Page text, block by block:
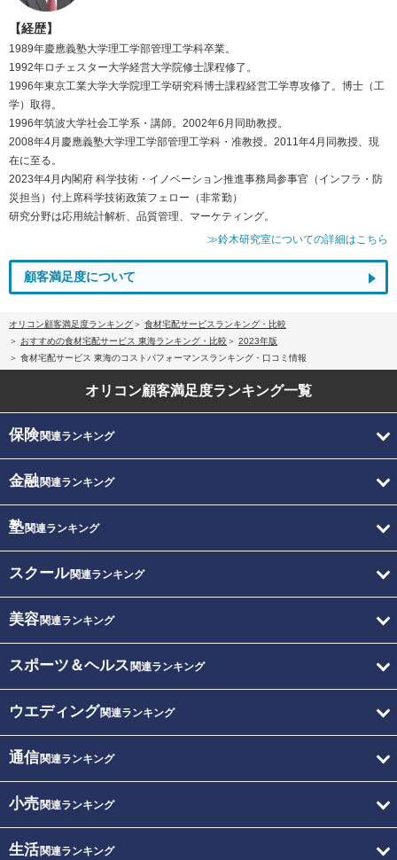
【経歴】
1989年慶應義塾大学理工学部管理工学科卒業。
1992年ロチェスター大学経営大学院修士課程修了。
1996年東京工業大学大学院理工学研究科博士課程経営工学専攻修了。博士（工
学）取得。
1996年筑波大学社会工学系・講師。2002年6月同助教授。
2008年4月慶應義塾大学理工学部管理工学科・准教授。2011年4月同教授、現
在に至る。
2023年4月内閣府 科学技術・イノベーション推進事務局参事官（インフラ・防
災担当）付上席科学技術政策フェロー（非常勤）
研究分野は応用統計解析、品質管理、マーケティング。
≫鈴木研究室についての詳細はこちら
顧客満足度について
オリコン顧客満足度ランキング
食材宅配サービスランキング・比較
おすすめの食材宅配サービス 東海ランキング・比較
2023年版
食材宅配サービス 東海のコストパフォーマンスランキング・口コミ情報
オリコン顧客満足度ランキング一覧
保険関連ランキング
金融関連ランキング
塾関連ランキング
スクール関連ランキング
美容関連ランキング
スポーツ＆ヘルス 関連ランキング
ウエディング関連ランキング
通信関連ランキング
小売関連ランキング
生活関連ランキング